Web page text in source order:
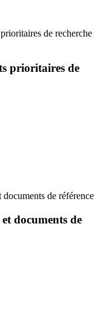
de recherche
prioritaires de
de référence
documents de